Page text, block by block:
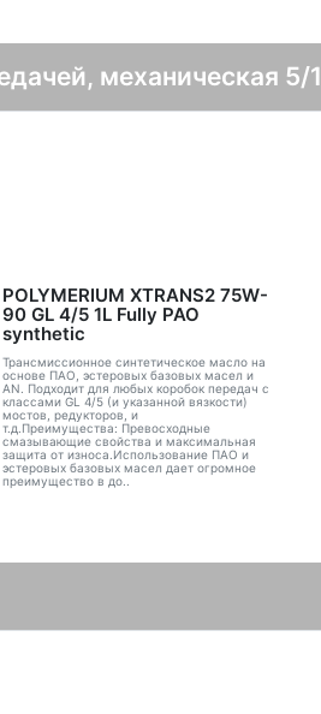
механическая 5/1
POLYMERIUM XTRANS2 75W-
90 GL 4/5 1L Fully PAO
synthetic
Трансмиссионное синтетическое масло на
основе ПАО, эстеровых базовых масел и
AN. Подходит для любых коробок передач с
классами GL 4/5 (и указанной вязкости)
мостов, редукторов, и
т.д.Преимущества: Превосходные
смазывающие свойства и максимальная
защита от износа.Использование ПАО и
эстеровых базовых масел дает огромное
преимущество в до..